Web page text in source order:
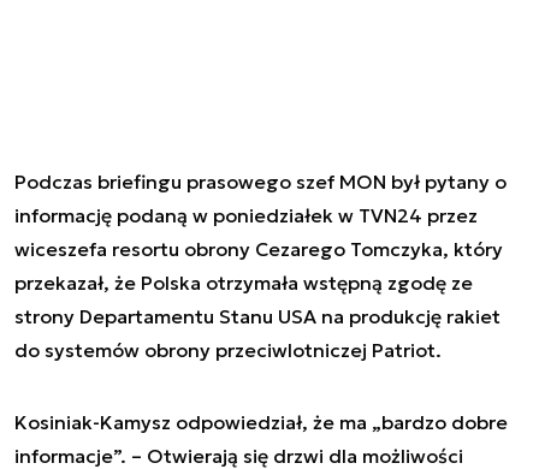
Podczas briefingu prasowego szef MON był pytany o
informację podaną w poniedziałek w TVN24 przez
wiceszefa resortu obrony Cezarego Tomczyka, który
przekazał, że Polska otrzymała wstępną zgodę ze
strony Departamentu Stanu USA na produkcję rakiet
do systemów obrony przeciwlotniczej Patriot.
Kosiniak-Kamysz odpowiedział, że ma „bardzo dobre
informacje”. – Otwierają się drzwi dla możliwości